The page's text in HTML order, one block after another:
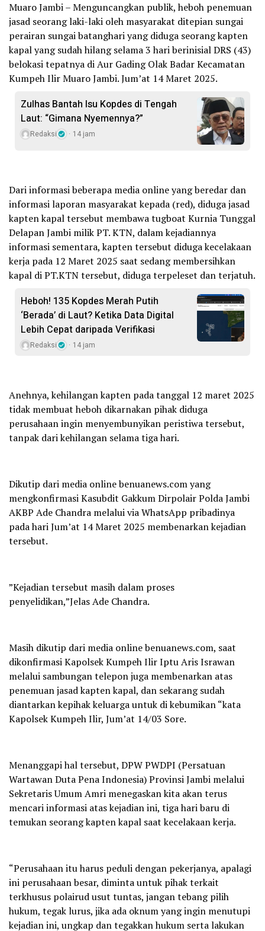
Muaro Jambi – Menguncangkan publik, heboh penemuan
jasad seorang laki-laki oleh masyarakat ditepian sungai
perairan sungai batanghari yang diduga seorang kapten
kapal yang sudah hilang selama 3 hari berinisial DRS (43)
belokasi tepatnya di Aur Gading Olak Badar Kecamatan
Kumpeh Ilir Muaro Jambi. Jum’at 14 Maret 2025.
Zulhas Bantah Isu Kopdes di Tengah
Laut: “Gimana Nyemennya?”
Redaksi 14 jam
Dari informasi beberapa media online yang beredar dan
informasi laporan masyarakat kepada (red), diduga jasad
kapten kapal tersebut membawa tugboat Kurnia Tunggal
Delapan Jambi milik PT. KTN, dalam kejadiannya
informasi sementara, kapten tersebut diduga kecelakaan
kerja pada 12 Maret 2025 saat sedang membersihkan
kapal di PT.KTN tersebut, diduga terpeleset dan terjatuh.
Heboh! 135 Kopdes Merah Putih
‘Berada’ di Laut? Ketika Data Digital
Lebih Cepat daripada Verifikasi
Redaksi 14 jam
Anehnya, kehilangan kapten pada tanggal 12 maret 2025
tidak membuat heboh dikarnakan pihak diduga
perusahaan ingin menyembunyikan peristiwa tersebut,
tanpak dari kehilangan selama tiga hari.
Dikutip dari media online benuanews.com yang
mengkonfirmasi Kasubdit Gakkum Dirpolair Polda Jambi
AKBP Ade Chandra melalui via WhatsApp pribadinya
pada hari Jum’at 14 Maret 2025 membenarkan kejadian
tersebut.
”Kejadian tersebut masih dalam proses
penyelidikan,”Jelas Ade Chandra.
Masih dikutip dari media online benuanews.com, saat
dikonfirmasi Kapolsek Kumpeh Ilir Iptu Aris Israwan
melalui sambungan telepon juga membenarkan atas
penemuan jasad kapten kapal, dan sekarang sudah
diantarkan kepihak keluarga untuk di kebumikan “kata
Kapolsek Kumpeh Ilir, Jum’at 14/03 Sore.
Menanggapi hal tersebut, DPW PWDPI (Persatuan
Wartawan Duta Pena Indonesia) Provinsi Jambi melalui
Sekretaris Umum Amri menegaskan kita akan terus
mencari informasi atas kejadian ini, tiga hari baru di
temukan seorang kapten kapal saat kecelakaan kerja.
“Perusahaan itu harus peduli dengan pekerjanya, apalagi
ini perusahaan besar, diminta untuk pihak terkait
terkhusus polairud usut tuntas, jangan tebang pilih
hukum, tegak lurus, jika ada oknum yang ingin menutupi
kejadian ini, ungkap dan tegakkan hukum serta lakukan